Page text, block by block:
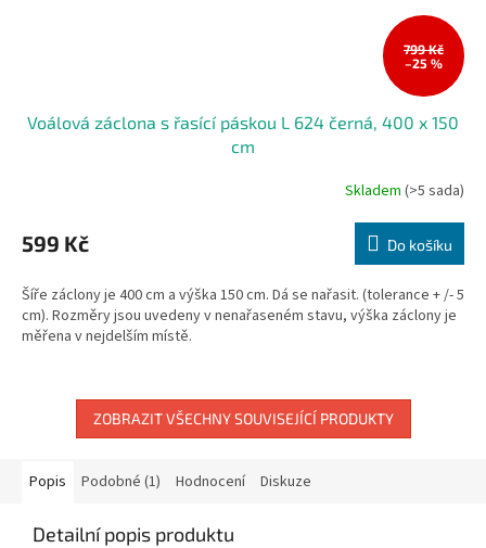
799 Kč
–25 %
Voálová záclona s řasící páskou L 624 černá, 400 x 150
cm
Skladem (>5 sada)
599 Kč Do košíku
Šíře záclony je 400 cm a výška 150 cm. Dá se nařasit. (tolerance + /- 5
cm). Rozměry jsou uvedeny v nenařaseném stavu, výška záclony je
měřena v nejdelším místě.
ZOBRAZIT VŠECHNY SOUVISEJÍCÍ PRODUKTY
Popis Podobné (1) Hodnocení Diskuze
Detailní popis produktu